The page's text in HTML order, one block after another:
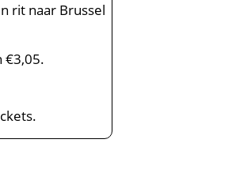
rit naar Brussel
€3,05.